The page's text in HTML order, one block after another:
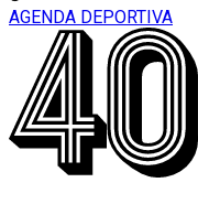
AGENDA DEPORTIVA